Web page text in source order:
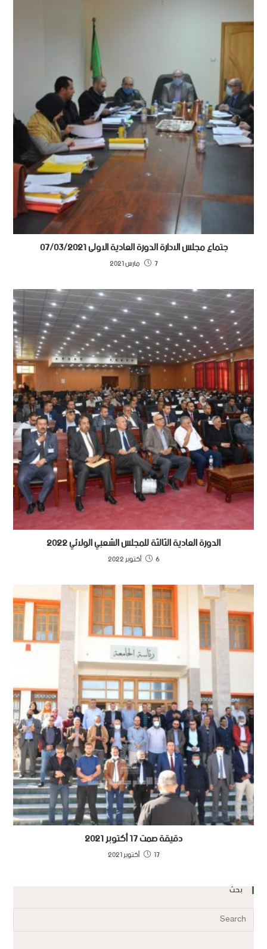
جتماع مجلس الادارة الدورة العادية الاولى 07/03/2021
7 مارس 2021
الدورة العادية الثالثة للمجلس الشعبي الولائي 2022
6 أكتوبر 2022
دقيقة صمت 17 أكتوبر 2021
17 أكتوبر 2021
بحث